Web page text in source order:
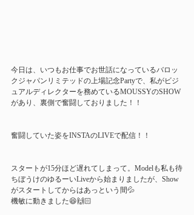
今日は、いつもお仕事でお世話になっているバロッ
クジャパンリミテッドの上場記念Partyで、私がビジ
ュアルディレクターを務めているMOUSSYのSHOW
があり、裏側で奮闘しておりました！！
奮闘していた姿をINSTAのLIVEで配信！！
スタートが15分ほど遅れてしまって。Modelも私も待
ちぼうけのゆるーいLiveから始まりましたが、Show
がスタートしてからはあっという間💦
機敏に動きました😆🙌🏻